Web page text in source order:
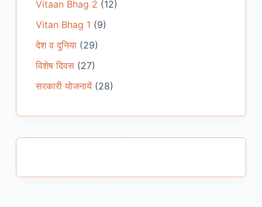
Vitaan Bhag 2 (12)
Vitan Bhag 1 (9)
देश व दुनिया(29)
विशेष दिवस(27)
सरकारी योजनायें(28)